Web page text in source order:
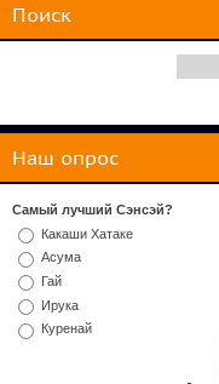
Поиск
Наш опрос
Самый лучший Сэнсэй?
Какаши Хатаке
Асума
Гай
Ирука
Куренай